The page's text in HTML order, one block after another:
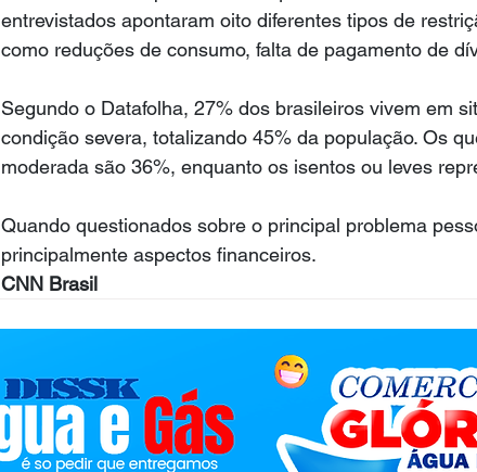
entrevistados apontaram oito diferentes tipos de
como reduções de consumo, falta de pagamento de
Segundo o Datafolha, 27% dos brasileiros vivem em
condição severa, totalizando 45% da população. Os
moderada são 36%, enquanto os isentos ou leves
Quando questionados sobre o principal problema
principalmente aspectos financeiros.
CNN Brasil